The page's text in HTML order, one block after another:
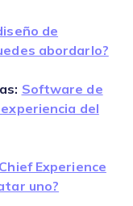
de
abordarlo?
Software de
del
Experience
uno?